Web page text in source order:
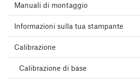
Manuali di montaggio
Informazioni sulla tua stampante
Calibrazione
Calibrazione di base